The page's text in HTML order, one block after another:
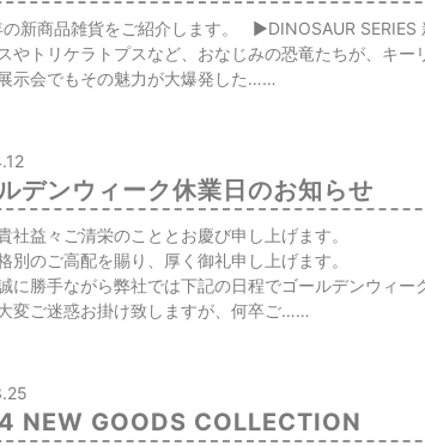
新商品雑貨をご紹介します。 ▶︎DINOSAUR SERIES
やトリケラトプスなど、おなじみの恐竜たちが、キ
示会でもその魅力が大爆発した……
デンウィーク休業日のお知らせ
社益々ご清栄のこととお慶び申し上げます。
別のご高配を賜り、厚く御礼申し上げます。
に勝手ながら弊社では下記の日程でゴールデンウィー
変ご迷惑お掛け致しますが、何卒ご……
NEW GOODS COLLECTION